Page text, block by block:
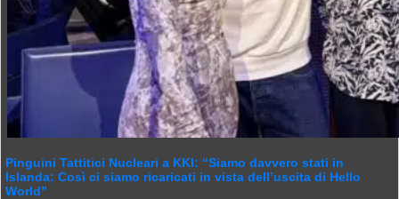
Pinguini Tattitici Nucleari a KKI: “Siamo davvero stati in
Islanda: Così ci siamo ricaricati in vista dell’uscita di Hello
World”